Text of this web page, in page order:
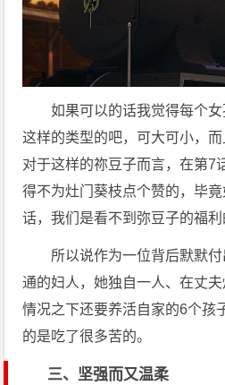
如果可以的话我觉得每个
这样的类型的吧，可大可小，
对于这样的祢豆子而言，在第7
得不为灶门葵枝点个赞的，毕
话，我们是看不到弥豆子的福利
所以说作为一位背后默默
通的妇人，她独自一人、在丈
情况之下还要养活自家的6个孩
的是吃了很多苦的。
三、坚强而又温柔